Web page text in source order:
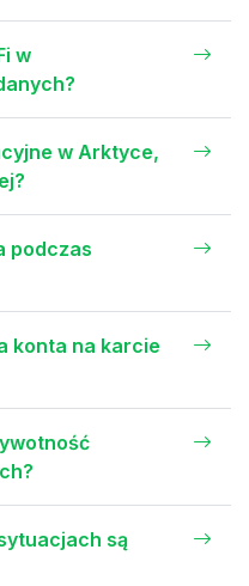
w
w Arktyce,
podczas
konta na karcie
są